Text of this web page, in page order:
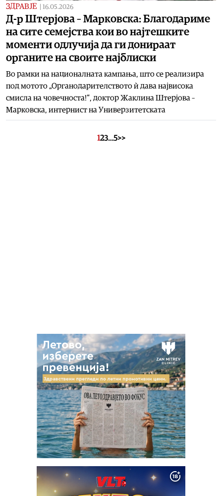
ЗДРАВЈЕ 16.05.2026
Д-р Штерјова – Марковска: Благодариме
на сите семејства кои во најтешките
моменти одлучија да ги донираат
органите на своите најблиски
Во рамки на националната кампања, што се реализира
под мотото „Органодарителството ѝ дава највисока
смисла на човечноста!“, доктор Жаклина Штерјова –
Марковска, интернист на Универзитетската
123…5>>